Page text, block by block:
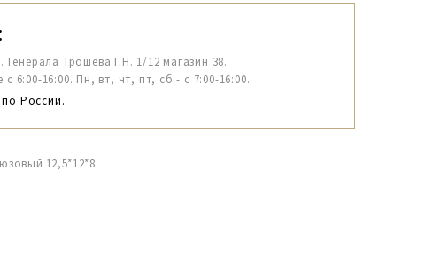
Трошева Г.Н. 1/12 магазин 38.
с 6:00-16:00. Пн, вт, чт, пт, сб - с 7:00-16:00.
России.
12,5*12*8